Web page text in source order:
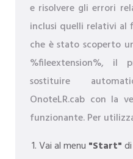
e risolvere gli errori
inclusi quelli relativi al
che è stato scoperto
%fileextension%, il
sostituire
OnoteLR.cab con la
funzionante. Per
Vai al menu "Start"